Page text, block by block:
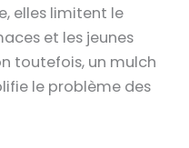
elles limitent le
et les jeunes
toutefois, un mulch
le problème des